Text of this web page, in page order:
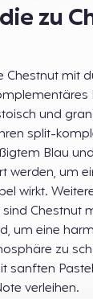
zu
Chestnut mit
und
split-
Blau
werden, um
wirkt.
Chestnut
um eine
zu
sanften
verleihen.